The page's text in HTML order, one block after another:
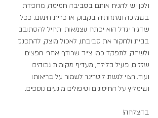
ולכן יש להניח אותם בסביבה חמימה, מרופדת
בשמיכה ומתחתיה בקבוק או כרית חימום. ככל
שהגור יגדל הוא יפתח עצמאות יתחיל להסתובב
בבית ולחקור את סביבתו, לאכול מוצק, להתפנק
ולשחק, לתפקד כמו צייד שרודף אחרי חפצים
שזזים, פעיל בלילה, מעדיף מקומות גבוהים
ועוד..רצוי לגשת לוטרינר לשמור על בריאותו
ושימליץ על החיסונים וטיפולים מונעים נוספים.
בהצלחה!